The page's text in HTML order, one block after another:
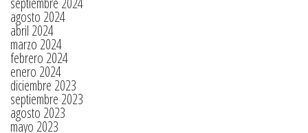
agosto 2024
abril 2024
marzo 2024
febrero 2024
enero 2024
diciembre 2023
septiembre 2023
agosto 2023
mayo 2023